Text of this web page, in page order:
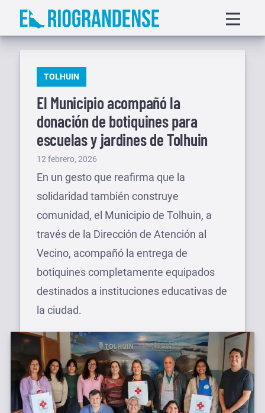
Saltar
menu
PUBLICADO
TOLHUIN
El Municipio acompañó la
donación de botiquines para
escuelas y jardines de Tolhuin
Publicado
el
12 febrero, 2026
En un gesto que reafirma que la
solidaridad también construye
comunidad, el Municipio de Tolhuin, a
través de la Dirección de Atención al
Vecino, acompañó la entrega de
botiquines completamente equipados
destinados a instituciones educativas de
la ciudad.